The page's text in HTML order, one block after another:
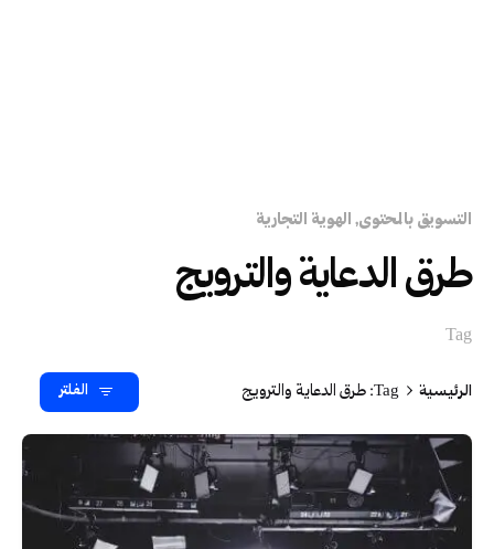
التسويق بالمحتوى الهوية التجارية
طرق الدعاية والترويج
Tag
الرئيسية Tag: طرق الدعاية والترويج الفلتر